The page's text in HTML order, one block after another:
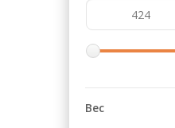
Расходники для
Вес